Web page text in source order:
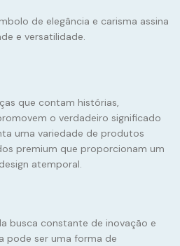
de elegância e carisma assina
e versatilidade.
que contam histórias,
o verdadeiro significado
uma variedade de produtos
premium que proporcionam um
atemporal.
busca constante de inovação e
pode ser uma forma de